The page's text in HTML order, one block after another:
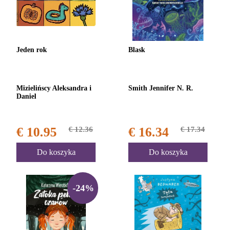
Jeden rok
Mizielińscy Aleksandra i
Daniel
€ 10.95 € 12.36
Do koszyka
Blask
Smith Jennifer N. R.
€ 16.34 € 17.34
Do koszyka
-24%